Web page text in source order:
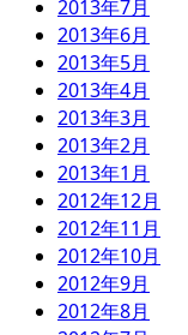
2013年7月
2013年6月
2013年5月
2013年4月
2013年3月
2013年2月
2013年1月
2012年12月
2012年11月
2012年10月
2012年9月
2012年8月